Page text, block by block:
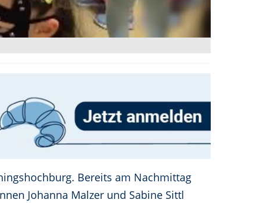
Bereits am Nachmittag
Johanna Malzer und Sabine Sittl